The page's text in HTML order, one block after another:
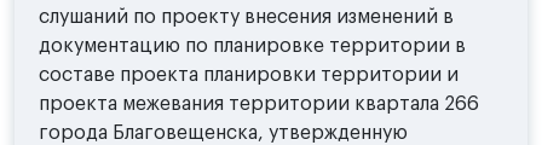
слушаний по проекту внесения изменений в
документацию по планировке территории в
составе проекта планировки территории и
проекта межевания территории квартала 266
города Благовещенска, утвержденную